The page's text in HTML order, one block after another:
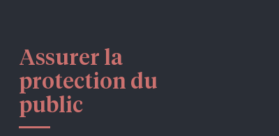
Assurer la
protection du
public